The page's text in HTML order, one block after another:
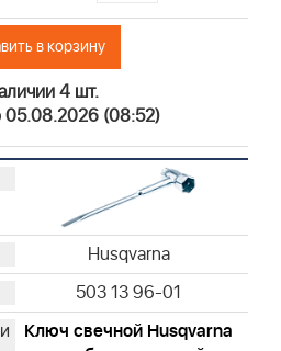
Briggs & Stratton
Briggs & Stratton
Briggs & Stratton
Briggs & Stratton
Briggs & Stratton
Briggs & Stratton
Briggs & Stratton
Briggs & Stratton
Briggs & Stratton
в корзину
4 шт.
(08:52)
Husqvarna
503 13 96-01
Ключ свечной Husqvarna